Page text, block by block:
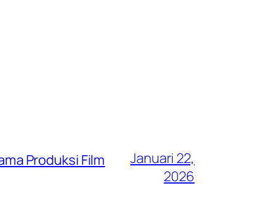
Produksi Film
Januari 22,
2026